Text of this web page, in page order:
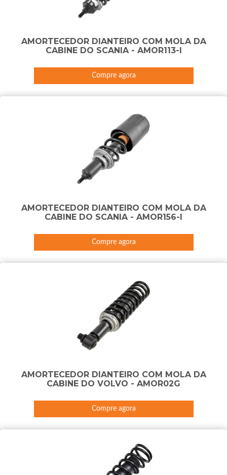
AMORTECEDOR DIANTEIRO COM MOLA DA
CABINE DO SCANIA - AMOR113-I
Compre agora
AMORTECEDOR DIANTEIRO COM MOLA DA
CABINE DO SCANIA - AMOR156-I
Compre agora
AMORTECEDOR DIANTEIRO COM MOLA DA
CABINE DO VOLVO - AMOR02G
Compre agora